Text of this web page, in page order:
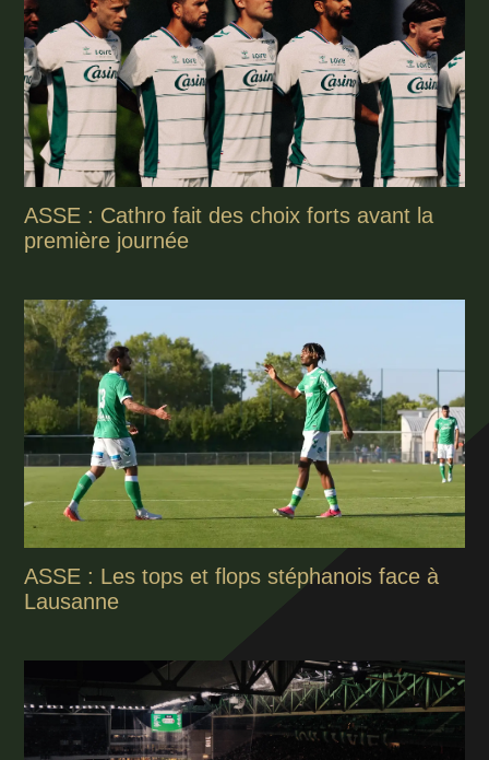
ASSE : Cathro fait des choix forts avant la
première journée
ASSE : Les tops et flops stéphanois face à
Lausanne